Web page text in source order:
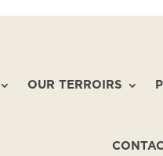
OUR TERROIRS